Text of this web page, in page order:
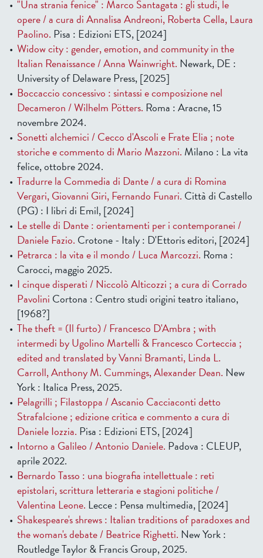
"Una strania fenice" : Marco Santagata : gli studi, le
opere / a cura di Annalisa Andreoni, Roberta Cella, Laura
Paolino. Pisa : Edizioni ETS, [2024]
Widow city : gender, emotion, and community in the
Italian Renaissance / Anna Wainwright. Newark, DE :
University of Delaware Press, [2025]
Boccaccio concessivo : sintassi e composizione nel
Decameron / Wilhelm Pötters. Roma : Aracne, 15
novembre 2024.
Sonetti alchemici / Cecco d'Ascoli e Frate Elia ; note
storiche e commento di Mario Mazzoni. Milano : La vita
felice, ottobre 2024.
Tradurre la Commedia di Dante / a cura di Romina
Vergari, Giovanni Giri, Fernando Funari. Città di Castello
(PG) : I libri di Emil, [2024]
Le stelle di Dante : orientamenti per i contemporanei /
Daniele Fazio. Crotone - Italy : D'Ettoris editori, [2024]
Petrarca : la vita e il mondo / Luca Marcozzi. Roma :
Carocci, maggio 2025.
I cinque disperati / Niccolò Alticozzi ; a cura di Corrado
Pavolini Cortona : Centro studi origini teatro italiano,
[1968?]
The theft = (Il furto) / Francesco D'Ambra ; with
intermedi by Ugolino Martelli & Francesco Corteccia ;
edited and translated by Vanni Bramanti, Linda L.
Carroll, Anthony M. Cummings, Alexander Dean. New
York : Italica Press, 2025.
Pelagrilli ; Filastoppa / Ascanio Cacciaconti detto
Strafalcione ; edizione critica e commento a cura di
Daniele Iozzia. Pisa : Edizioni ETS, [2024]
Intorno a Galileo / Antonio Daniele. Padova : CLEUP,
aprile 2022.
Bernardo Tasso : una biografia intellettuale : reti
epistolari, scrittura letteraria e stagioni politiche /
Valentina Leone. Lecce : Pensa multimedia, [2024]
Shakespeare's shrews : Italian traditions of paradoxes and
the woman's debate / Beatrice Righetti. New York :
Routledge Taylor & Francis Group, 2025.